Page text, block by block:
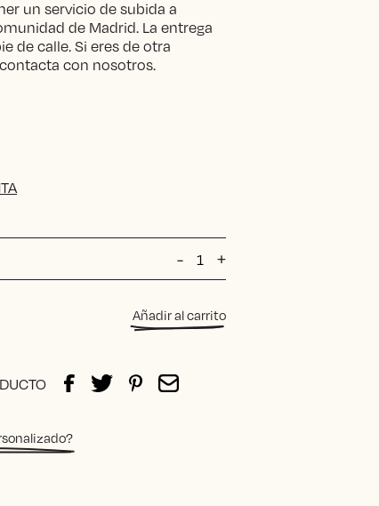
un servicio de subida a
de Madrid. La entrega
de calle. Si eres de otra
con nosotros.
-
Diván
Lino
cantidad
+
Añadir al carrito